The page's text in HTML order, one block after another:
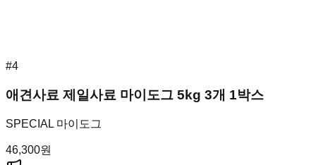
#4
애견사료 제일사료 마이도그 5kg 3개 1박스
SPECIAL 마이도그
46,300원